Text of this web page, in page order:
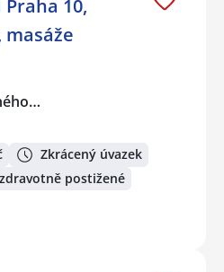
10,
Zkrácený úvazek
postižené